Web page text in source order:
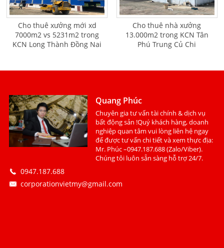
Cho thuê xưởng mới xd
7000m2 vs 5231m2 trong
KCN Long Thành Đồng Nai
Cho thuê nhà xưởng
13.000m2 trong KCN Tân
Phú Trung Củ Chi
Quang Phúc
Chuyên gia tư vấn tài chính & dịch vụ
bất động sản !Quý khách hàng, doanh
nghiệp quan tâm vui lòng liên hệ ngay
để được tư vấn chi tiết và xem thực địa:
Mr. Phúc –0947.187.688 (Zalo/Viber).
Chúng tôi luôn sẵn sàng hỗ trợ 24/7.
0947.187.688
corporationvietmy@gmail.com